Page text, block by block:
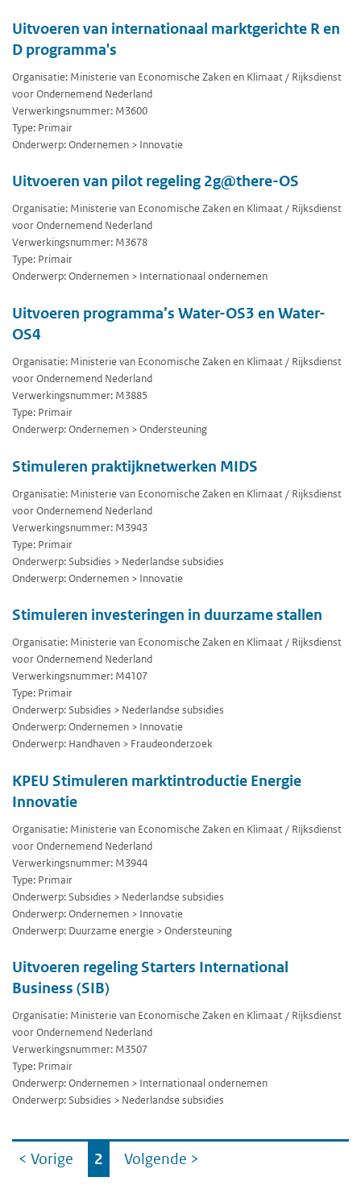
Uitvoeren van internationaal marktgerichte R en
D programma's
Organisatie: Ministerie van Economische Zaken en Klimaat / Rijksdienst
voor Ondernemend Nederland
Verwerkingsnummer: M3600
Type: Primair
Onderwerp: Ondernemen > Innovatie
Uitvoeren van pilot regeling 2g@there-OS
Organisatie: Ministerie van Economische Zaken en Klimaat / Rijksdienst
voor Ondernemend Nederland
Verwerkingsnummer: M3678
Type: Primair
Onderwerp: Ondernemen > Internationaal ondernemen
Uitvoeren programma’s Water-OS3 en Water-
OS4
Organisatie: Ministerie van Economische Zaken en Klimaat / Rijksdienst
voor Ondernemend Nederland
Verwerkingsnummer: M3885
Type: Primair
Onderwerp: Ondernemen > Ondersteuning
Stimuleren praktijknetwerken MIDS
Organisatie: Ministerie van Economische Zaken en Klimaat / Rijksdienst
voor Ondernemend Nederland
Verwerkingsnummer: M3943
Type: Primair
Onderwerp: Subsidies > Nederlandse subsidies
Onderwerp: Ondernemen > Innovatie
Stimuleren investeringen in duurzame stallen
Organisatie: Ministerie van Economische Zaken en Klimaat / Rijksdienst
voor Ondernemend Nederland
Verwerkingsnummer: M4107
Type: Primair
Onderwerp: Subsidies > Nederlandse subsidies
Onderwerp: Ondernemen > Innovatie
Onderwerp: Handhaven > Fraudeonderzoek
KPEU Stimuleren marktintroductie Energie
Innovatie
Organisatie: Ministerie van Economische Zaken en Klimaat / Rijksdienst
voor Ondernemend Nederland
Verwerkingsnummer: M3944
Type: Primair
Onderwerp: Subsidies > Nederlandse subsidies
Onderwerp: Ondernemen > Innovatie
Onderwerp: Duurzame energie > Ondersteuning
Uitvoeren regeling Starters International
Business (SIB)
Organisatie: Ministerie van Economische Zaken en Klimaat / Rijksdienst
voor Ondernemend Nederland
Verwerkingsnummer: M3507
Type: Primair
Onderwerp: Ondernemen > Internationaal ondernemen
Onderwerp: Subsidies > Nederlandse subsidies
Ga
naar
< Vorige 2 Volgende >